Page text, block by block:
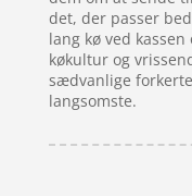
det, der passer
lang kø ved
køkultur og
sædvanlige
langsomste.